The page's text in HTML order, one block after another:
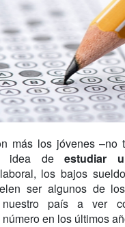
más los jóvenes –no
idea deestudiar
los bajos
ser algunos de
país a ver
en los últimos